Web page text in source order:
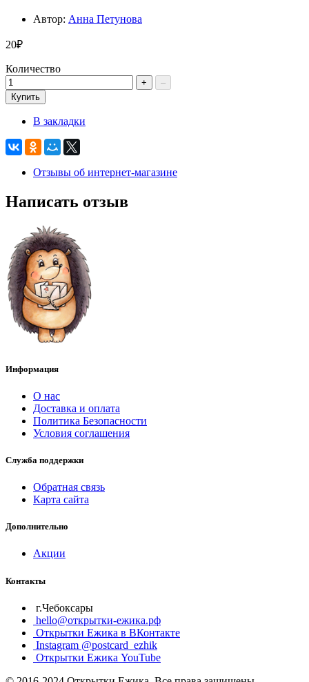
Автор: Анна Петунова
20₽
Количество
+
–
Купить
В закладки
Отзывы об интернет-магазине
Написать отзыв
Информация
О нас
Доставка и оплата
Политика Безопасности
Условия соглашения
Служба поддержки
Обратная связь
Карта сайта
Дополнительно
Акции
Контакты
г.Чебоксары
hello@открытки-ежика.рф
Открытки Ежика в ВКонтакте
Instagram @postcard_ezhik
Открытки Ежика YouTube